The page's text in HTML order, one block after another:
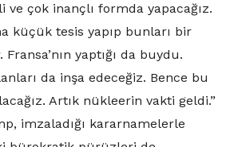
ve çok inançlı formda yapacağız.
küçük tesis yapıp bunları bir
yaptığı da buydu.
da inşa edeceğiz. Bence bu
Artık nükleerin vakti geldi.”
imzaladığı kararnamelerle